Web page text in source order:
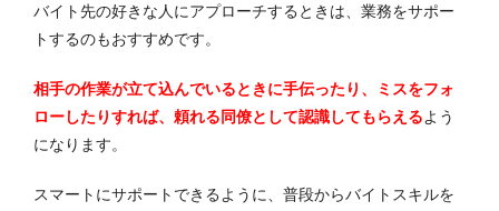
バイト先の好きな人にアプローチするときは、業務をサポー
トするのもおすすめです。
相手の作業が立て込んでいるときに手伝ったり、ミスをフォ
ローしたりすれば、頼れる同僚として認識してもらえるよう
になります。
スマートにサポートできるように、普段からバイトスキルを